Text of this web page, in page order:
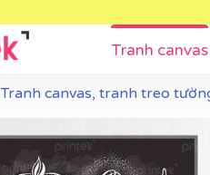
Tranh canvas
Tranh canvas, tranh treo